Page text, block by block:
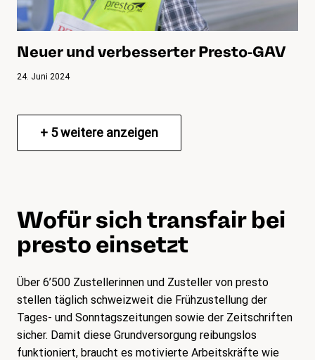
Neuer und verbesserter Presto-GAV
24. Juni 2024
+ 5weitere anzeigen
Wofür sich transfair bei
presto einsetzt
Über 6’500 Zustellerinnen und Zusteller von presto
stellen täglich schweizweit die Frühzustellung der
Tages- und Sonntagszeitungen sowie der Zeitschriften
sicher. Damit diese Grundversorgung reibungslos
funktioniert, braucht es motivierte Arbeitskräfte wie